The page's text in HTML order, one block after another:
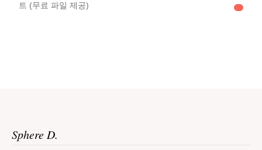
트 (무료 파일 제공)
Sphere D.